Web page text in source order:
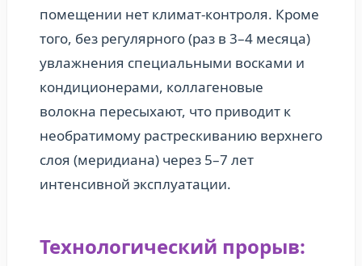
помещении нет климат-контроля. Кроме
того, без регулярного (раз в 3–4 месяца)
увлажнения специальными восками и
кондиционерами, коллагеновые
волокна пересыхают, что приводит к
необратимому растрескиванию верхнего
слоя (меридиана) через 5–7 лет
интенсивной эксплуатации.
Технологический прорыв: